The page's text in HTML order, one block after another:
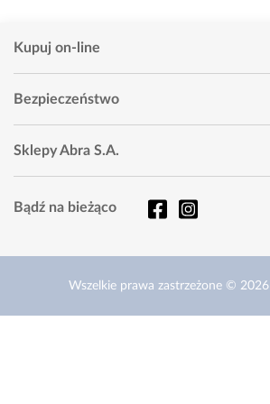
Kupuj on-line
Bezpieczeństwo
Sklepy Abra S.A.
Bądź na bieżąco
Wszelkie prawa zastrzeżone © 2026